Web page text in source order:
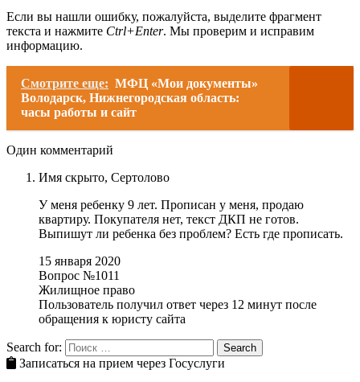
Если вы нашли ошибку, пожалуйста, выделите фрагмент
текста и нажмите Ctrl+Enter. Мы проверим и исправим
информацию.
Смотрите еще: МФЦ «Мои документы»
Володарск, Нижнегородская область:
часы работы и сайт
Один комментарий
Имя скрыто, Сертолово
У меня ребенку 9 лет. Прописан у меня, продаю
квартиру. Покупателя нет, текст ДКП не готов.
Выпишут ли ребенка без проблем? Есть где прописать.
15 января 2020
Вопрос №1011
Жилищное право
Пользователь получил ответ через 12 минут после
обращения к юристу сайта
Search for: Search
Записаться на прием через Госуслуги